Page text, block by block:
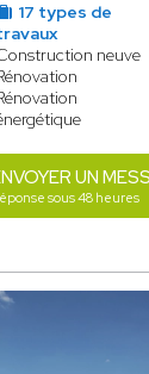
17 types de
neuve
UN
sous 48 heures